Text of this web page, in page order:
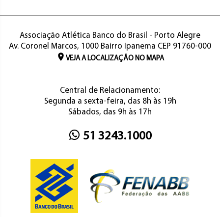
Associação Atlética Banco do Brasil - Porto Alegre
Av. Coronel Marcos, 1000 Bairro Ipanema CEP 91760-000
VEJA A LOCALIZAÇÃO NO MAPA
Central de Relacionamento:
Segunda a sexta-feira, das 8h às 19h
Sábados, das 9h às 17h
51 3243.1000